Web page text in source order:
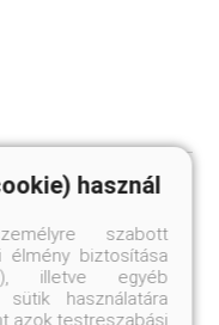
ritkulnak, szétesnek
megjelennek az első
használ
szabott
biztosítása
illetve egyéb
sütik használatára
azok testreszabási